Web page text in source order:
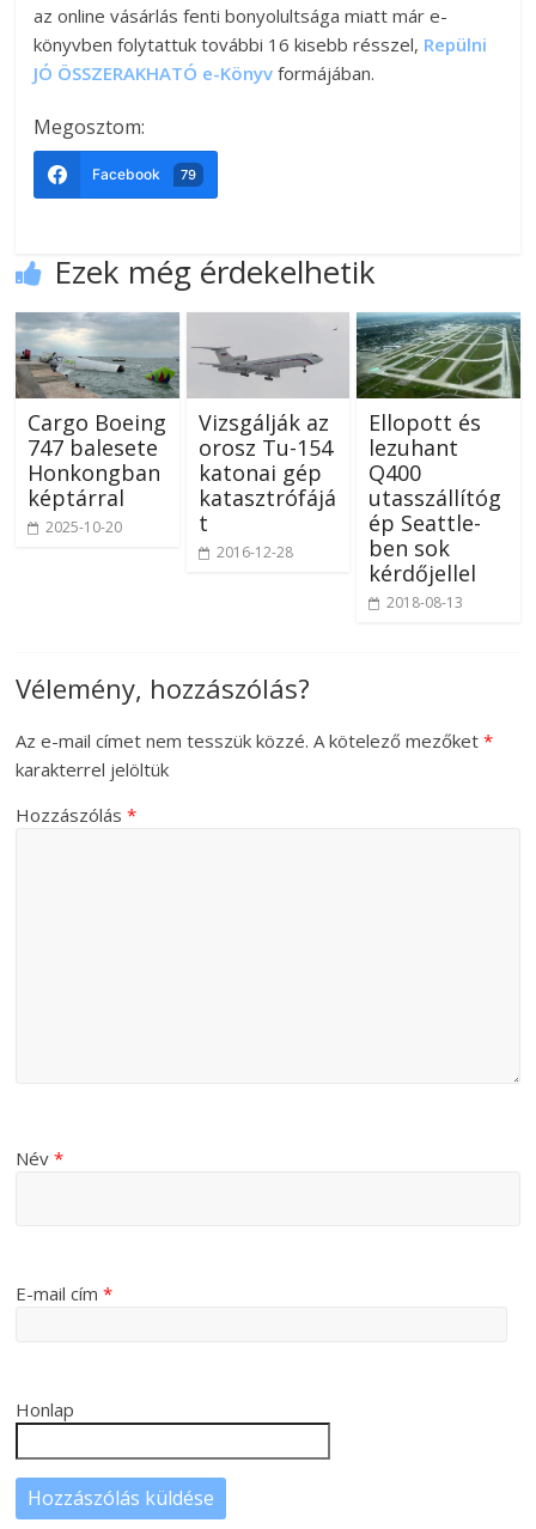
az online vásárlás fenti bonyolultsága miatt már e-
könyvben folytattuk további 16 kisebb résszel, Repülni
JÓ ÖSSZERAKHATÓ e-Könyv formájában.
Megosztom:
Facebook 79
Ezek még érdekelhetik
Cargo Boeing
747 balesete
Honkongban
képtárral
2025-10-20
Vizsgálják az
orosz Tu-154
katonai gép
katasztrófájá
t
2016-12-28
Ellopott és
lezuhant
Q400
utasszállítóg
ép Seattle-
ben sok
kérdőjellel
2018-08-13
Vélemény, hozzászólás?
Az e-mail címet nem tesszük közzé. A kötelező mezőket*
karakterrel jelöltük
Hozzászólás*
Név*
E-mail cím*
Honlap